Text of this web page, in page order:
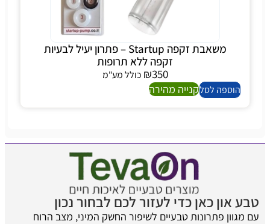
משאבת זקפה Startup – פתרון יעיל לבעיות
זקפה ללא תרופות
₪350
כולל מע"מ
הוספה לסלקנייה מהירה
טבע און כאן כדי לעזור לכם לבחור נכון
עם מגוון פתרונות טבעיים לשיפור החשק המיני, מצב הרוח